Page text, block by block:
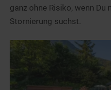
ganz ohne Risiko, wenn
Stornierung suchst.